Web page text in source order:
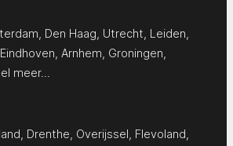
Den Haag Utrecht Leiden
Eindhoven Arnhem Groningen
meer…
Drenthe Overijssel Flevoland